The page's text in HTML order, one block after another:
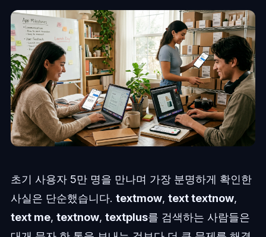
초기 사용자 5만 명을 만나며 가장 분명하게 확인한
사실은 단순했습니다. textmow, text textnow,
text me, textnow, textplus를 검색하는 사람들은